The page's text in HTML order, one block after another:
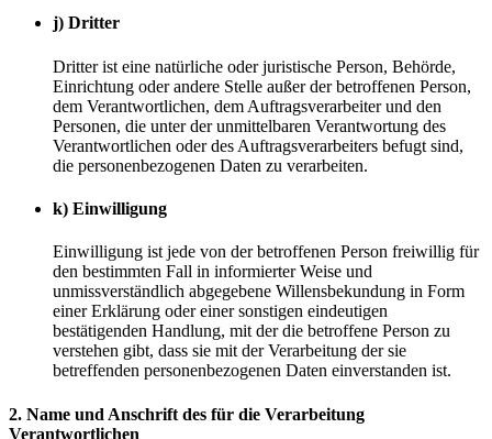
j) Dritter
Dritter ist eine natürliche oder juristische Person, Behörde,
Einrichtung oder andere Stelle außer der betroffenen Person,
dem Verantwortlichen, dem Auftragsverarbeiter und den
Personen, die unter der unmittelbaren Verantwortung des
Verantwortlichen oder des Auftragsverarbeiters befugt sind,
die personenbezogenen Daten zu verarbeiten.
k) Einwilligung
Einwilligung ist jede von der betroffenen Person freiwillig für
den bestimmten Fall in informierter Weise und
unmissverständlich abgegebene Willensbekundung in Form
einer Erklärung oder einer sonstigen eindeutigen
bestätigenden Handlung, mit der die betroffene Person zu
verstehen gibt, dass sie mit der Verarbeitung der sie
betreffenden personenbezogenen Daten einverstanden ist.
2. Name und Anschrift des für die Verarbeitung
Verantwortlichen